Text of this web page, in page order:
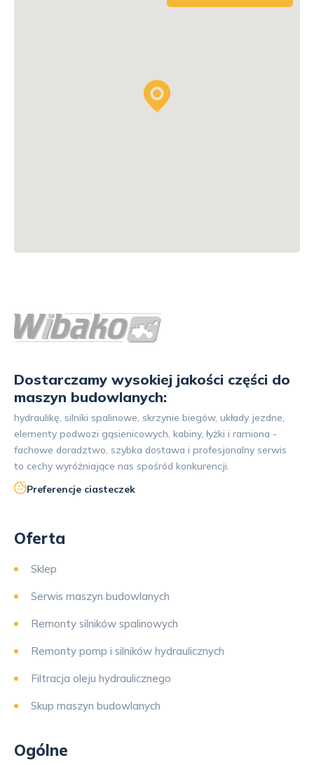
Dostarczamy wysokiej jakości części do
maszyn budowlanych:
hydraulikę, silniki spalinowe, skrzynie biegów, układy jezdne,
elementy podwozi gąsienicowych, kabiny, łyżki i ramiona -
fachowe doradztwo, szybka dostawa i profesjonalny serwis
to cechy wyróżniające nas spośród konkurencji.
Preferencje ciasteczek
Oferta
Sklep
Serwis maszyn budowlanych
Remonty silników spalinowych
Remonty pomp i silników hydraulicznych
Filtracja oleju hydraulicznego
Skup maszyn budowlanych
Ogólne